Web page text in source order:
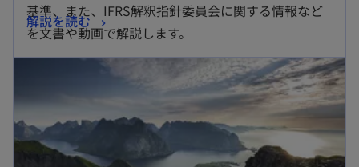
で
基準、また、IFRS解釈指針委員会に関する情報など
を文書や動画で解説します。
解説を読む
新
し
い
新しいタブで開く